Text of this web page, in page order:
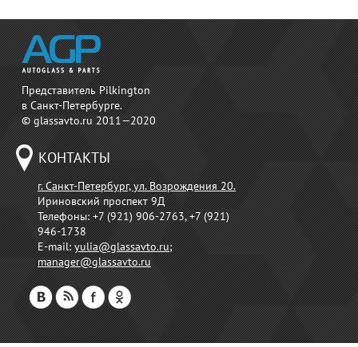
Представитель Pilkington
в Санкт-Петербурге.
© glassavto.ru 2011—2020
КОНТАКТЫ
г. Санкт-Петербург, ул. Возрождения 20.
Ириновский проспект 9Д
Телефоны:+7 (921) 906-2763, +7 (921)
946-1738
E-mail:yulia@glassavto.ru;
manager@glassavto.ru